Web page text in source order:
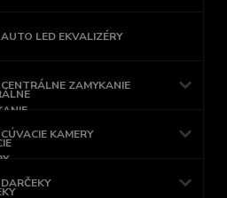
AUTO LED EKVALIZÉRY
CENTRÁLNE ZAMYKANIE
CÚVACIE KAMERY
DARČEKY